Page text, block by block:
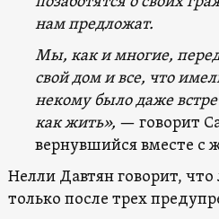
нам предложат.
Мы, как и многие,
свой дом и все, что
некому было даже
как жить», — говорит
вернувшийся вместе с
Нелли Давтян говорит,
только после трех